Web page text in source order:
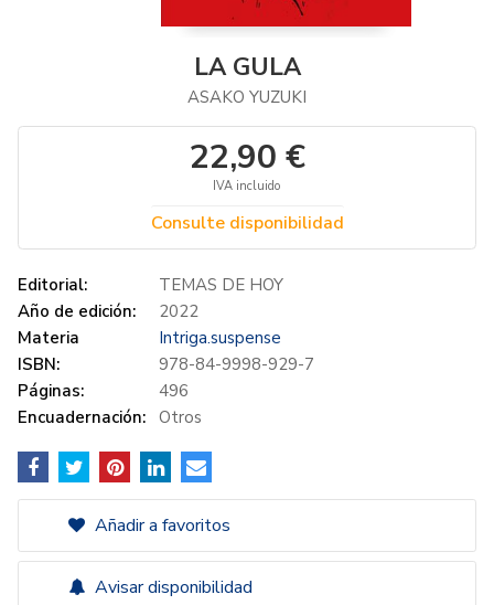
LA GULA
ASAKO YUZUKI
22,90 €
IVA incluido
Consulte disponibilidad
Editorial:
TEMAS DE HOY
Año de edición:
2022
Materia
Intriga.suspense
ISBN:
978-84-9998-929-7
Páginas:
496
Encuadernación: Otros
Añadir a favoritos
Avisar disponibilidad